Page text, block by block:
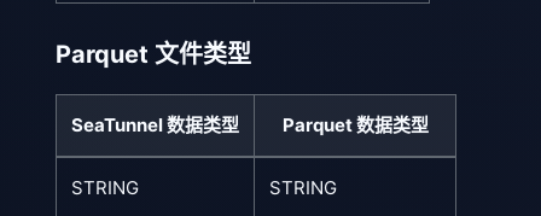
Parquet 文件类型
SeaTunnel 数据类型 Parquet 数据类型
STRING STRING